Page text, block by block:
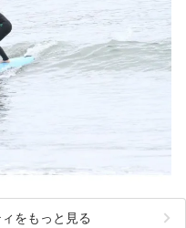
をもっと見る